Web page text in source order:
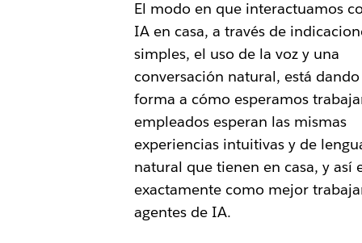
El modo en que interactuamos
IA en casa, a través de
simples, el uso de la voz y una
conversación natural, está dando
forma a cómo esperamos
empleados esperan las mismas
experiencias intuitivas y de
natural que tienen en casa, y así
exactamente como mejor
agentes de IA.